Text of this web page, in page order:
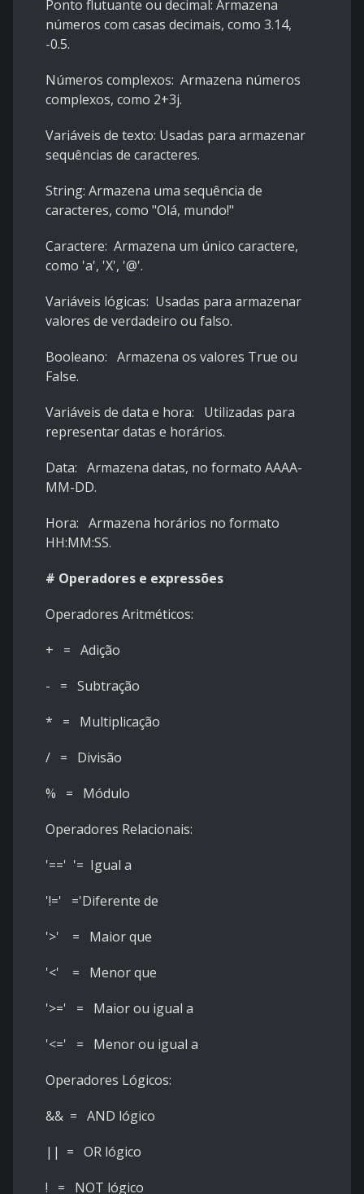
Ponto flutuante ou decimal: Armazena
números com casas decimais, como 3.14,
-0.5.
Números complexos: Armazena números
complexos, como 2+3j.
Variáveis de texto: Usadas para armazenar
sequências de caracteres.
String: Armazena uma sequência de
caracteres, como "Olá, mundo!"
Caractere: Armazena um único caractere,
como 'a', 'X', '@'.
Variáveis lógicas: Usadas para armazenar
valores de verdadeiro ou falso.
Booleano: Armazena os valores True ou
False.
Variáveis de data e hora: Utilizadas para
representar datas e horários.
Data: Armazena datas, no formato AAAA-
MM-DD.
Hora: Armazena horários no formato
HH:MM:SS.
# Operadores e expressões
Operadores Aritméticos:
+ = Adição
- = Subtração
* = Multiplicação
/ = Divisão
% = Módulo
Operadores Relacionais:
'==' '= Igual a
'!=' ='Diferente de
'>' = Maior que
'<' = Menor que
'>=' = Maior ou igual a
'<=' = Menor ou igual a
Operadores Lógicos:
&& = AND lógico
|| = OR lógico
! = NOT lógico